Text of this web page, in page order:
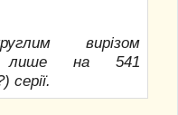
вирізом
лише на 541
серії.